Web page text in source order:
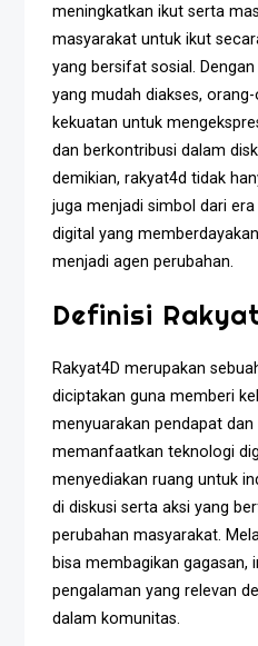
meningkatkan ikut serta
masyarakat untuk ikut
yang bersifat sosial.
yang mudah diakses,
kekuatan untuk
dan berkontribusi dalam
demikian, rakyat4d tidak
juga menjadi simbol dari
digital yang
menjadi agen perubahan.
Definisi
Rakyat4D merupakan
diciptakan guna memberi
menyuarakan pendapat
memanfaatkan teknologi
menyediakan ruang untuk
di diskusi serta aksi yang
perubahan masyarakat.
bisa membagikan gagasan,
pengalaman yang relevan
dalam komunitas.